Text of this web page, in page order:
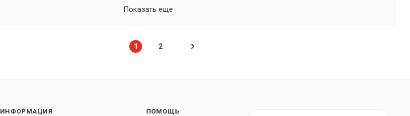
Показать еще
1 2
ИНФОРМАЦИЯ ПОМОЩЬ